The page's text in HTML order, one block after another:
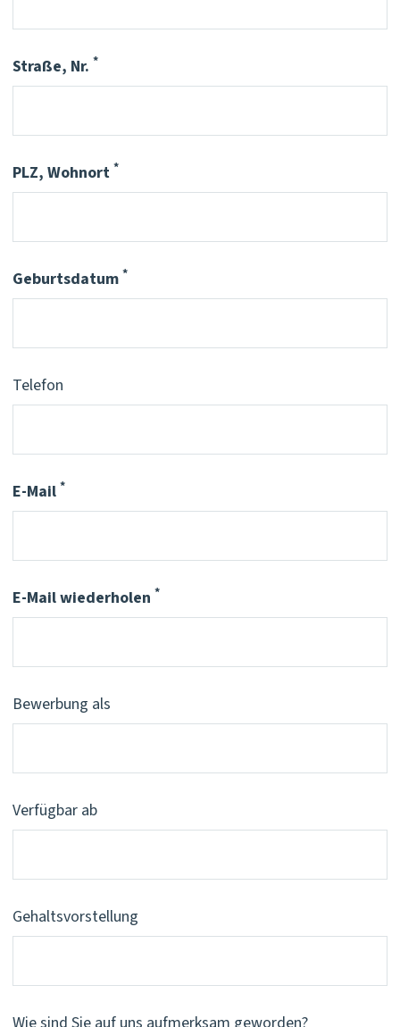
Straße, Nr. *
Pflichtfeld
PLZ, Wohnort *
Pflichtfeld
Geburtsdatum *
Pflichtfeld
Telefon
E-Mail *
Pflichtfeld
E-Mail wiederholen *
Pflichtfeld
Bewerbung als
Verfügbar ab
Gehaltsvorstellung